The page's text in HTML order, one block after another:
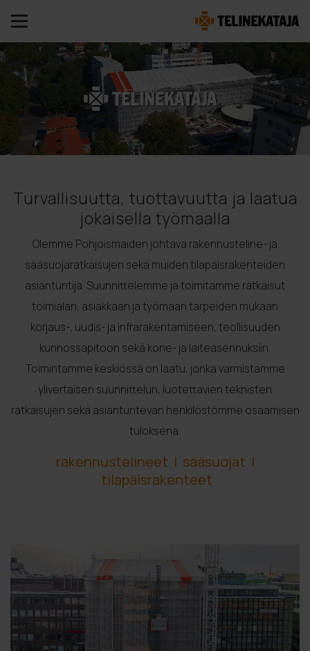
Turvallisuutta, tuottavuutta ja laatua
jokaisella työmaalla
Olemme Pohjoismaiden johtava rakennusteline- ja
sääsuojaratkaisujen sekä muiden tilapäisrakenteiden
asiantuntija. Suunnittelemme ja toimitamme ratkaisut
toimialan, asiakkaan ja työmaan tarpeiden mukaan
korjaus-, uudis- ja infrarakentamiseen, teollisuuden
kunnossapitoon sekä kone- ja laiteasennuksiin.
Toimintamme keskiössä on laatu, jonka varmistamme
ylivertaisen suunnittelun, luotettavien teknisten
ratkaisujen sekä asiantuntevan henkilöstömme osaamisen
tuloksena.
rakennustelineet I sääsuojat I
tilapäisrakenteet